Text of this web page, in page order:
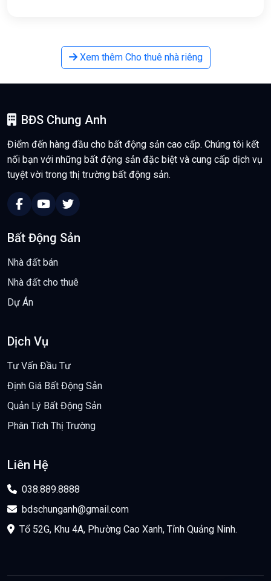
Xem thêm Cho thuê nhà riêng
BĐS Chung Anh
Điểm đến hàng đầu cho bất động sản cao cấp. Chúng tôi kết
nối bạn với những bất động sản đặc biệt và cung cấp dịch vụ
tuyệt vời trong thị trường bất động sản.
Bất Động Sản
Nhà đất bán
Nhà đất cho thuê
Dự Án
Dịch Vụ
Tư Vấn Đầu Tư
Định Giá Bất Động Sản
Quản Lý Bất Động Sản
Phân Tích Thị Trường
Liên Hệ
038.889.8888
bdschunganh@gmail.com
Tổ 52G, Khu 4A, Phường Cao Xanh, Tỉnh Quảng Ninh.